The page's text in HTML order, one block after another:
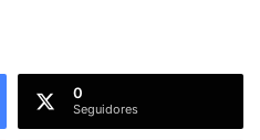
0
Seguidores